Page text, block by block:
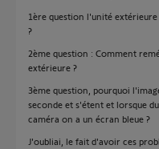
1ère question l'unité
?
2ème question : Comment
extérieure ?
3ème question, pourquoi
seconde et s'étent et lorsque
caméra on a un écran bleue ?
J'oubliai, le fait d'avoir ces